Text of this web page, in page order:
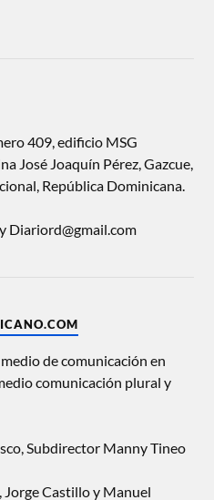
409, edificio MSG
José Joaquín Pérez, Gazcue,
República Dominicana.
Diariord@gmail.com
de comunicación en
comunicación plural y
Subdirector Manny Tineo
Jorge Castillo y Manuel